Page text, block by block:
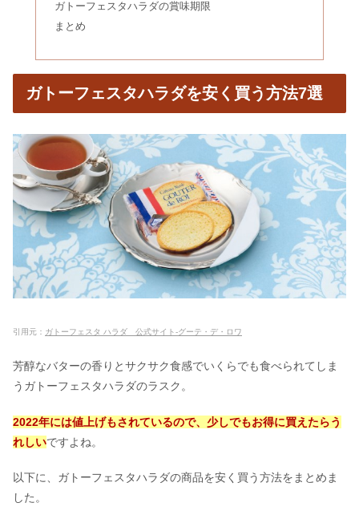
ジャスミン茶はワキガになる？体に悪
ロウカット玄米は危険？太る？ダイエ
ット効果＆GI値｜白米と混ぜる量
納豆卵かけご飯は危険？太るカロリ
ー？ダイエットにも最強の栄養食
琥珀糖はシャトレーゼにある？カルデ
ィ・イオン等の売ってる場所
丸源ラーメンがまずい口コミは本当？
間の制限は何時間いていい？
ガトーフェスタハラダの賞味期限
まとめ
ガトーフェスタハラダを安く買う方法7選
引用元： ガトーフェスタ ハラダ 公式サイト-グーテ・デ・ロワ
芳醇なバターの香りとサクサク食感でいくらでも食べられてしま
うガトーフェスタハラダのラスク。
2022年には値上げもされているので、少しでもお得に買えたらう
れしいですよね。
以下に、ガトーフェスタハラダの商品を安く買う方法をまとめま
した。